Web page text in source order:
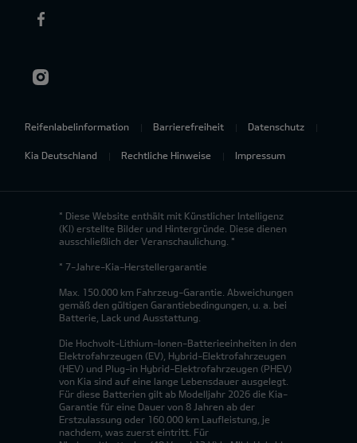
Reifenlabelinformation Barrierefreiheit Datenschutz
Kia Deutschland Rechtliche Hinweise Impressum
* Diese Website enthält mit Künstlicher Intelligenz
(KI) erstellte Bilder und Hintergründe. Diese dienen
ausschließlich der Veranschaulichung. *
* 7-Jahre-Kia-Herstellergarantie
Max. 150.000 km Fahrzeug-Garantie. Abweichungen
gemäß den gültigen Garantiebedingungen, u. a. bei
Batterie, Lack und Ausstattung.
Die Hochvolt-Lithium-Ionen-Batterieeinheiten in den
Elektrofahrzeugen (EV), Hybrid-Elektrofahrzeugen
(HEV) und Plug-in Hybrid-Elektrofahrzeugen (PHEV)
von Kia sind auf eine lange Lebensdauer ausgelegt.
Für diese Batterien gilt ab Modelljahr 2026 die Kia-
Garantie für eine Dauer von 8 Jahren ab der
Erstzulassung oder 160.000 km Laufleistung, je
nachdem, was zuerst eintritt. Für